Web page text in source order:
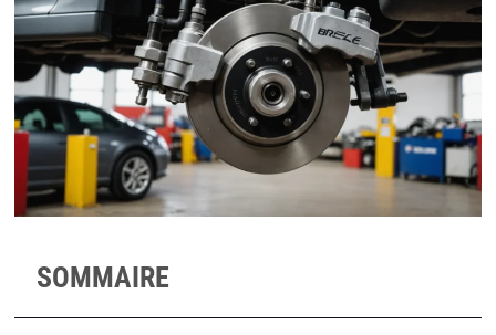
SOMMAIRE